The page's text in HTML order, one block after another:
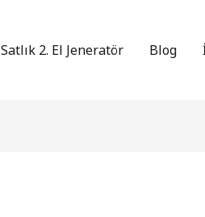
Satlık 2. El Jeneratör
Blog